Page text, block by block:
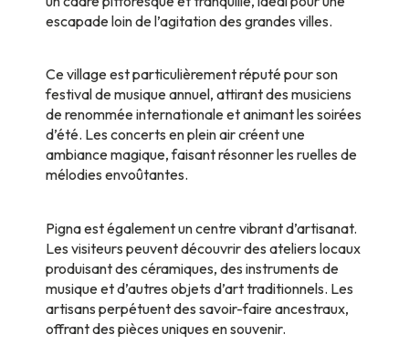
escapade loin de l’agitation des grandes villes.
Ce village est particulièrement réputé pour son
festival de musique annuel, attirant des musiciens
de renommée internationale et animant les soirées
d’été. Les concerts en plein air créent une
ambiance magique, faisant résonner les ruelles de
mélodies envoûtantes.
Pigna est également un centre vibrant d’artisanat.
Les visiteurs peuvent découvrir des ateliers locaux
produisant des céramiques, des instruments de
musique et d’autres objets d’art traditionnels. Les
artisans perpétuent des savoir-faire ancestraux,
offrant des pièces uniques en souvenir.